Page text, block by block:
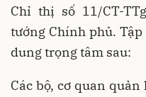
Chỉ thị số 11/CT-
tướng Chính phủ.
dung trọng tâm sau:
Các bộ, cơ quan